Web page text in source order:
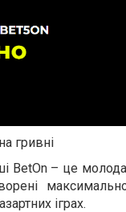
гривні
BetOn – це
іграх.